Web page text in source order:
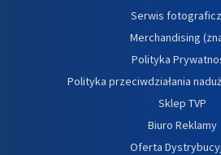
Serwis
Merchandising
Polityka
Polityka przeciwdziałania
Sklep TVP
Biuro Reklamy
Oferta